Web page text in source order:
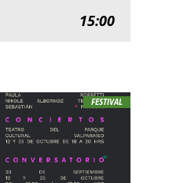
15:00
FESTIVAL